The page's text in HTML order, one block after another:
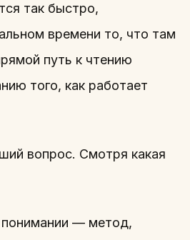
так быстро,
времени то, что там
путь к чтению
того, как работает
вопрос. Смотря какая
— метод,